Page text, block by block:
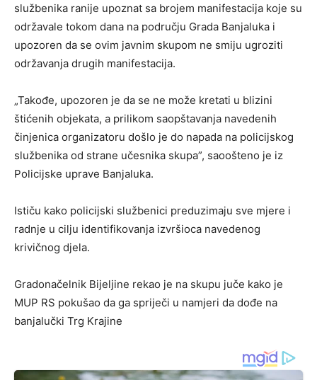
službenika ranije upoznat sa brojem manifestacija koje su
održavale tokom dana na području Grada Banjaluka i
upozoren da se ovim javnim skupom ne smiju ugroziti
održavanja drugih manifestacija.
„Takođe, upozoren je da se ne može kretati u blizini
štićenih objekata, a prilikom saopštavanja navedenih
činjenica organizatoru došlo je do napada na policijskog
službenika od strane učesnika skupa”, saoošteno je iz
Policijske uprave Banjaluka.
Ističu kako policijski službenici preduzimaju sve mjere i
radnje u cilju identifikovanja izvršioca navedenog
krivičnog djela.
Gradonačelnik Bijeljine rekao je na skupu juče kako je
MUP RS pokušao da ga spriječi u namjeri da dođe na
banjalučki Trg Krajine